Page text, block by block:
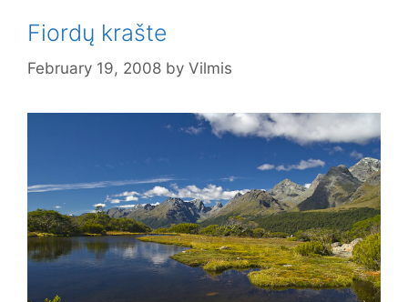
Fiordų krašte
February 19, 2008 by Vilmis